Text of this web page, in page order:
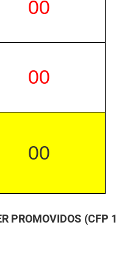
00
00
00
PROMOVIDOS (CFP 1